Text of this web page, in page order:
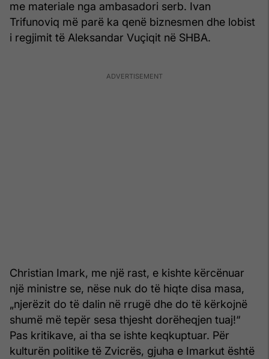
me materiale nga ambasadori serb. Ivan
Trifunoviq më parë ka qenë biznesmen dhe lobist
i regjimit të Aleksandar Vuçiqit në SHBA.
Christian Imark, me një rast, e kishte kërcënuar
një ministre se, nëse nuk do të hiqte disa masa,
„njerëzit do të dalin në rrugë dhe do të kërkojnë
shumë më tepër sesa thjesht dorëheqjen tuaj!“
Pas kritikave, ai tha se ishte keqkuptuar. Për
kulturën politike të Zvicrës, gjuha e Imarkut është